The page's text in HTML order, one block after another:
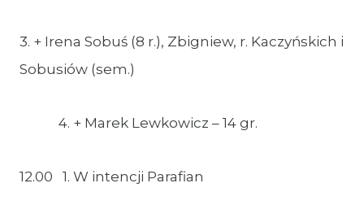
3. + Irena Sobuś (8 r.), Zbigniew, r. Kaczyńskich i
Sobusiów (sem.)
4. + Marek Lewkowicz – 14 gr.
12.00 1. W intencji Parafian